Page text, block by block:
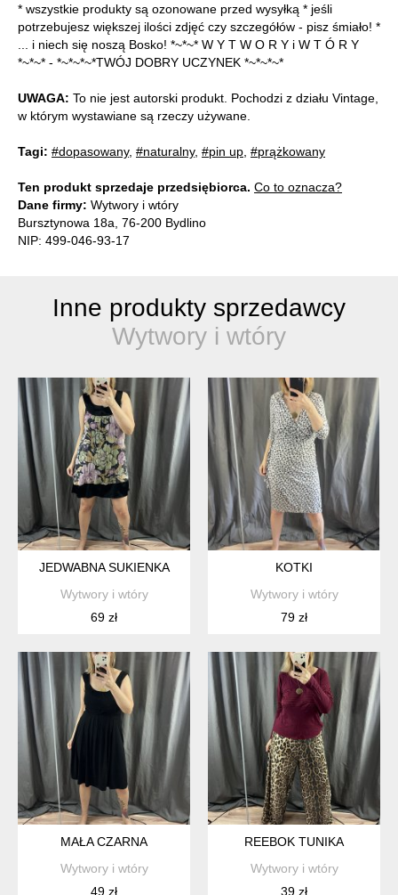
* wszystkie produkty są ozonowane przed wysyłką * jeśli
potrzebujesz większej ilości zdjęć czy szczegółów - pisz śmiało! *
... i niech się noszą Bosko! *~*~* W Y T W O R Y i W T Ó R Y
*~*~* - *~*~*~*TWÓJ DOBRY UCZYNEK *~*~*~*
UWAGA: To nie jest autorski produkt. Pochodzi z działu Vintage,
w którym wystawiane są rzeczy używane.
Tagi: #dopasowany, #naturalny, #pin up #prążkowany
Ten produkt sprzedaje przedsiębiorca. Co to oznacza?
Dane firmy: Wytwory i wtóry
Bursztynowa 18a, 76-200 Bydlino
NIP: 499-046-93-17
Inne produkty sprzedawcy
Wytwory i wtóry
JEDWABNA SUKIENKA
Wytwory i wtóry
69 zł
KOTKI
Wytwory i wtóry
79 zł
MAŁA CZARNA
Wytwory i wtóry
49 zł
REEBOK TUNIKA
Wytwory i wtóry
39 zł